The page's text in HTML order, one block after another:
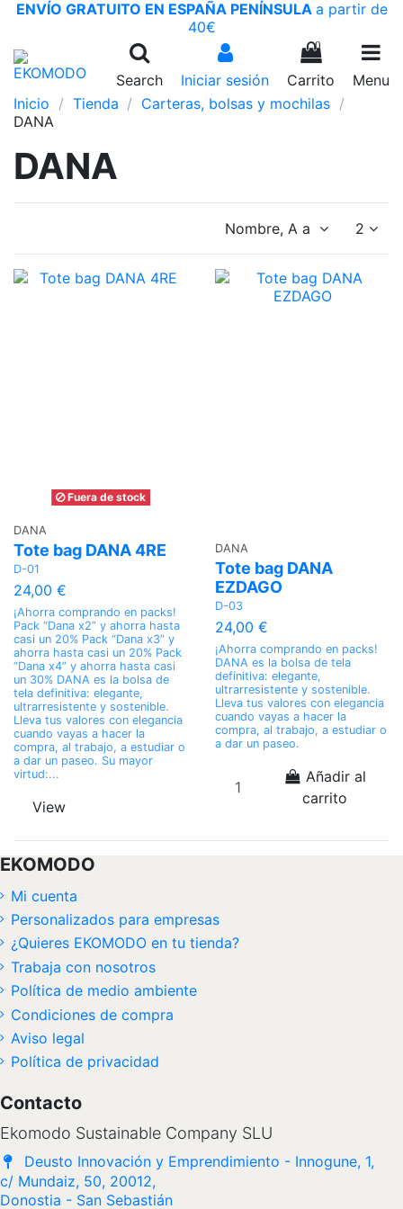
ENVÍO GRATUITO EN ESPAÑA PENÍNSULA a partir de
40€
Search Iniciar sesión
0
Carrito
Menu
Inicio
Tienda
Carteras, bolsas y mochilas
DANA
DANA
Nombre, A a Z 2
Fuera de stock
DANA
Tote bag DANA 4RE
D-01
24,00 €
¡Ahorra comprando en packs!
Pack “Dana x2” y ahorra hasta
casi un 20% Pack “Dana x3” y
ahorra hasta casi un 20% Pack
“Dana x4” y ahorra hasta casi
un 30% DANA es la bolsa de
tela definitiva: elegante,
ultrarresistente y sostenible.
Lleva tus valores con elegancia
cuando vayas a hacer la
compra, al trabajo, a estudiar o
a dar un paseo. Su mayor
virtud:...
View
DANA
Tote bag DANA
EZDAGO
D-03
24,00 €
¡Ahorra comprando en packs!
DANA es la bolsa de tela
definitiva: elegante,
ultrarresistente y sostenible.
Lleva tus valores con elegancia
cuando vayas a hacer la
compra, al trabajo, a estudiar o
a dar un paseo.
Añadir al
carrito
EKOMODO
Mi cuenta
Personalizados para empresas
¿Quieres EKOMODO en tu tienda?
Trabaja con nosotros
Política de medio ambiente
Condiciones de compra
Aviso legal
Política de privacidad
Contacto
Ekomodo Sustainable Company SLU
Deusto Innovación y Emprendimiento - Innogune, 1,
c/ Mundaiz, 50, 20012,
Donostia - San Sebastián